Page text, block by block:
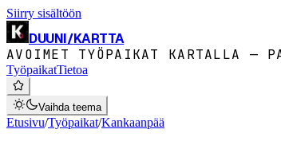
Siirry sisältöön
DUUNI/KARTTA
AVOIMET TYÖPAIKAT KARTALLA —
TyöpaikatTietoa
Vaihda teema
Etusivu/Työpaikat/Kankaanpää